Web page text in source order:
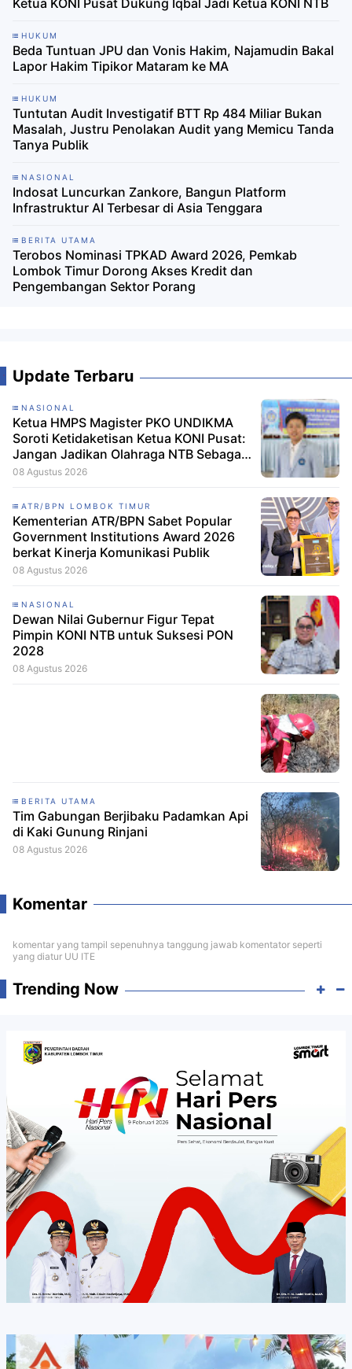
Ketua KONI Pusat Dukung Iqbal Jadi Ketua KONI NTB
HUKUM
Beda Tuntuan JPU dan Vonis Hakim, Najamudin Bakal
Lapor Hakim Tipikor Mataram ke MA
HUKUM
Tuntutan Audit Investigatif BTT Rp 484 Miliar Bukan
Masalah, Justru Penolakan Audit yang Memicu Tanda
Tanya Publik
NASIONAL
Indosat Luncurkan Zankore, Bangun Platform
Infrastruktur AI Terbesar di Asia Tenggara
BERITA UTAMA
Terobos Nominasi TPKAD Award 2026, Pemkab
Lombok Timur Dorong Akses Kredit dan
Pengembangan Sektor Porang
Update Terbaru
NASIONAL
Ketua HMPS Magister PKO UNDIKMA
Soroti Ketidaketisan Ketua KONI Pusat:
Jangan Jadikan Olahraga NTB Sebagai
Arena Kepentingan Sesaat
08 Agustus 2026
ATR/BPN LOMBOK TIMUR
Kementerian ATR/BPN Sabet Popular
Government Institutions Award 2026
berkat Kinerja Komunikasi Publik
08 Agustus 2026
NASIONAL
Dewan Nilai Gubernur Figur Tepat
Pimpin KONI NTB untuk Suksesi PON
2028
08 Agustus 2026
BERITA UTAMA
Tim Gabungan Berjibaku Padamkan Api
di Kaki Gunung Rinjani
08 Agustus 2026
Komentar
komentar yang tampil sepenuhnya tanggung jawab komentator seperti
yang diatur UU ITE
Trending Now